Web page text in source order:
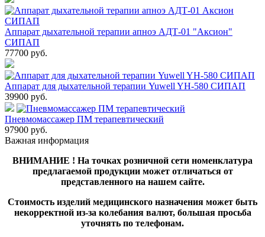
Аппарат дыхательной терапии апноэ АДТ-01 "Аксион"
СИПАП
77700 руб.
Аппарат для дыхательной терапии Yuwell YH-580 СИПАП
39900 руб.
Пневмомассажер ПМ терапевтический
97900 руб.
Важная информация
ВНИМАНИЕ ! На точках розничной сети номенклатура
предлагаемой продукции может отличаться от
представленного на нашем сайте.
Стоимость изделий медицинского назначения может быть
некорректной из-за колебания валют, большая просьба
уточнять по телефонам.